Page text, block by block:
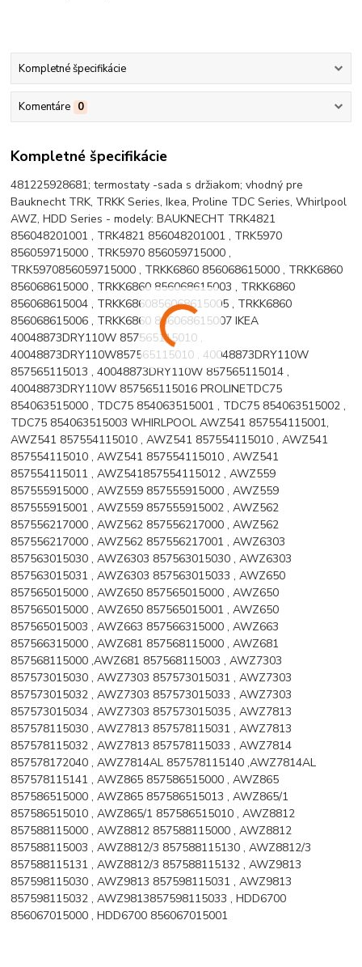
Kompletné špecifikácie
Komentáre 0
Kompletné špecifikácie
481225928681; termostaty -sada s držiakom; vhodný pre
Bauknecht TRK, TRKK Series, Ikea, Proline TDC Series, Whirlpool
AWZ, HDD Series - modely: BAUKNECHT TRK4821
856048201001 , TRK4821 856048201001 , TRK5970
856059715000 , TRK5970 856059715000 ,
TRK5970856059715000 , TRKK6860 856068615000 , TRKK6860
856068615000 , TRKK6860 856068615003 , TRKK6860
856068615004 , TRKK6860856068615005 , TRKK6860
856068615006 , TRKK6860 856068615007 IKEA
40048873DRY110W 857565115010 ,
40048873DRY110W857565115010 , 40048873DRY110W
857565115013 , 40048873DRY110W 857565115014 ,
40048873DRY110W 857565115016 PROLINETDC75
854063515000 , TDC75 854063515001 , TDC75 854063515002 ,
TDC75 854063515003 WHIRLPOOL AWZ541 857554115001,
AWZ541 857554115010 , AWZ541 857554115010 , AWZ541
857554115010 , AWZ541 857554115010 , AWZ541
857554115011 , AWZ541857554115012 , AWZ559
857555915000 , AWZ559 857555915000 , AWZ559
857555915001 , AWZ559 857555915002 , AWZ562
857556217000 , AWZ562 857556217000 , AWZ562
857556217000 , AWZ562 857556217001 , AWZ6303
857563015030 , AWZ6303 857563015030 , AWZ6303
857563015031 , AWZ6303 857563015033 , AWZ650
857565015000 , AWZ650 857565015000 , AWZ650
857565015000 , AWZ650 857565015001 , AWZ650
857565015003 , AWZ663 857566315000 , AWZ663
857566315000 , AWZ681 857568115000 , AWZ681
857568115000 ,AWZ681 857568115003 , AWZ7303
857573015030 , AWZ7303 857573015031 , AWZ7303
857573015032 , AWZ7303 857573015033 , AWZ7303
857573015034 , AWZ7303 857573015035 , AWZ7813
857578115030 , AWZ7813 857578115031 , AWZ7813
857578115032 , AWZ7813 857578115033 , AWZ7814
857578172040 , AWZ7814AL 857578115140 ,AWZ7814AL
857578115141 , AWZ865 857586515000 , AWZ865
857586515000 , AWZ865 857586515013 , AWZ865/1
857586515010 , AWZ865/1 857586515010 , AWZ8812
857588115000 , AWZ8812 857588115000 , AWZ8812
857588115003 , AWZ8812/3 857588115130 , AWZ8812/3
857588115131 , AWZ8812/3 857588115132 , AWZ9813
857598115030 , AWZ9813 857598115031 , AWZ9813
857598115032 , AWZ9813857598115033 , HDD6700
856067015000 , HDD6700 856067015001